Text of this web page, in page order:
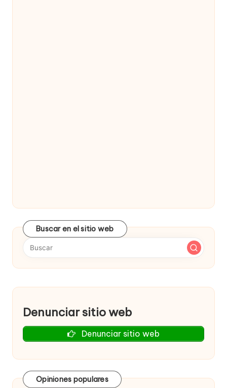
Buscar en el sitio web
Denunciar sitio web
Denunciar sitio web
Opiniones populares